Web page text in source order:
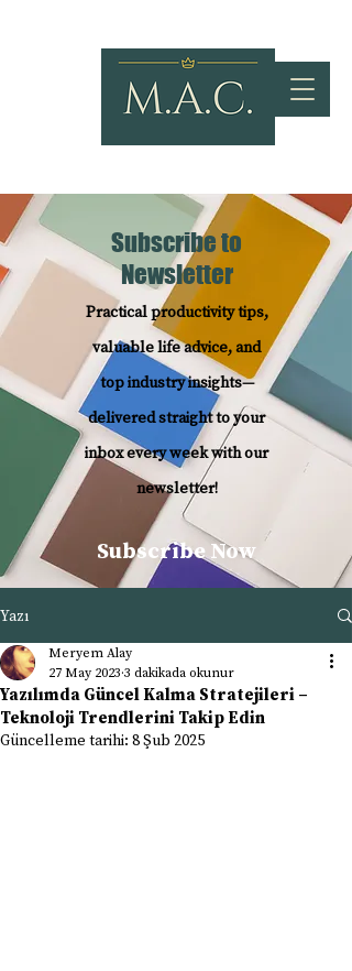
Subscribe to
Newsletter
Practical productivity tips,
valuable life advice, and
top industry insights—
delivered straight to your
inbox every week with our
newsletter!
Subscribe Now
Yazı
Yazılımda Güncel Kalma Stratejileri –
Teknoloji Trendlerini Takip Edin
Meryem Alay
27 May 2023 3 dakikada okunur
Güncelleme tarihi: 8 Şub 2025